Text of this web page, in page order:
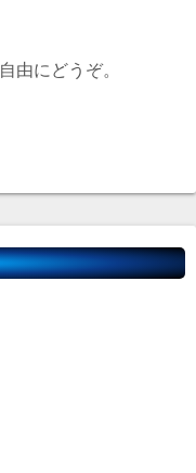
由にどうぞ。